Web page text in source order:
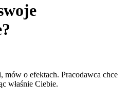
o efektach. Pracodawca chce
właśnie Ciebie.